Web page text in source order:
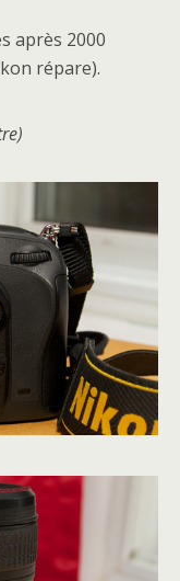
après 2000
répare).